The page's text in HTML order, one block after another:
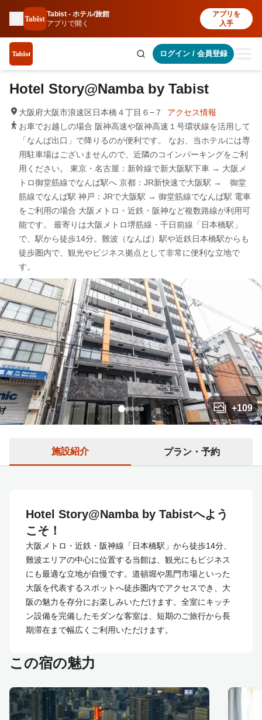
Tabist - ホテル/旅館
アプリで開く
アプリを
入手
ログイン/ 会員登録
+109
Hotel Story@Namba by Tabist
大阪府大阪市浪速区日本橋４丁目６−７
アクセス情報
お車でお越しの場合 阪神高速や阪神高速１号環状線を活用して
「なんば出口」で降りるのが便利です。 なお、当ホテルには専
用駐車場はございませんので、近隣のコインパーキングをご利
用ください。 東京・名古屋：新幹線で新大阪駅下車 → 大阪メ
トロ御堂筋線でなんば駅へ 京都：JR新快速で大阪駅 → 御堂
筋線でなんば駅 神戸：JRで大阪駅 → 御堂筋線でなんば駅 電車
をご利用の場合 大阪メトロ・近鉄・阪神など複数路線が利用可
能です。 最寄りは大阪メトロ堺筋線・千日前線「日本橋駅」
で、駅から徒歩14分。難波（なんば）駅や近鉄日本橋駅からも
徒歩圏内で、観光やビジネス拠点として非常に便利な立地で
す。
施設紹介 プラン・予約
Hotel Story@Namba by Tabistへよう
こそ！
大阪メトロ・近鉄・阪神線「日本橋駅」から徒歩14分、
難波エリアの中心に位置する当館は、観光にもビジネス
にも最適な立地が自慢です。道頓堀や黒門市場といった
大阪を代表するスポットへ徒歩圏内でアクセスでき、大
阪の魅力を存分にお楽しみいただけます。全室にキッチ
ン設備を完備したモダンな客室は、短期のご旅行から長
期滞在まで幅広くご利用いただけます。
この宿の魅力